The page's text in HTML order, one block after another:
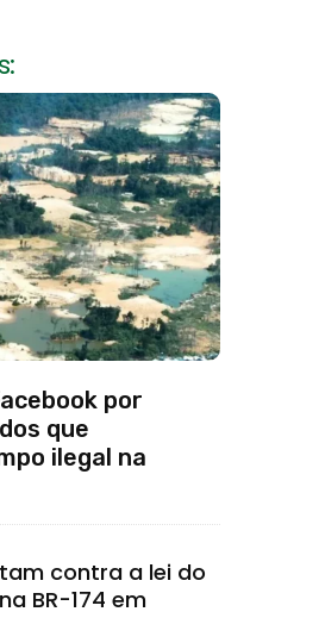
por
que
ilegal na
contra a lei do
BR-174 em